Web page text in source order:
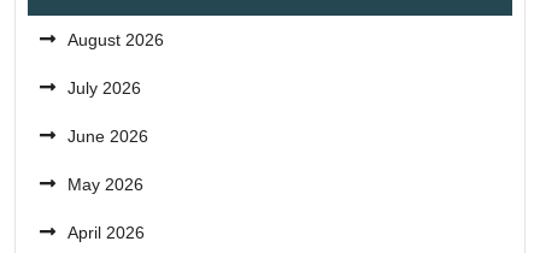
August 2026
July 2026
June 2026
May 2026
April 2026